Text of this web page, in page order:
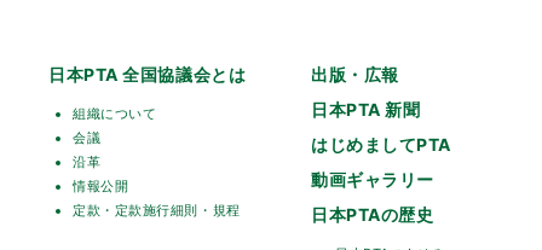
日本PTA 全国協議会とは
組織について
会議
沿革
情報公開
定款・定款施行細則・規程
出版・広報
日本PTA 新聞
はじめましてPTA
動画ギャラリー
日本PTAの歴史